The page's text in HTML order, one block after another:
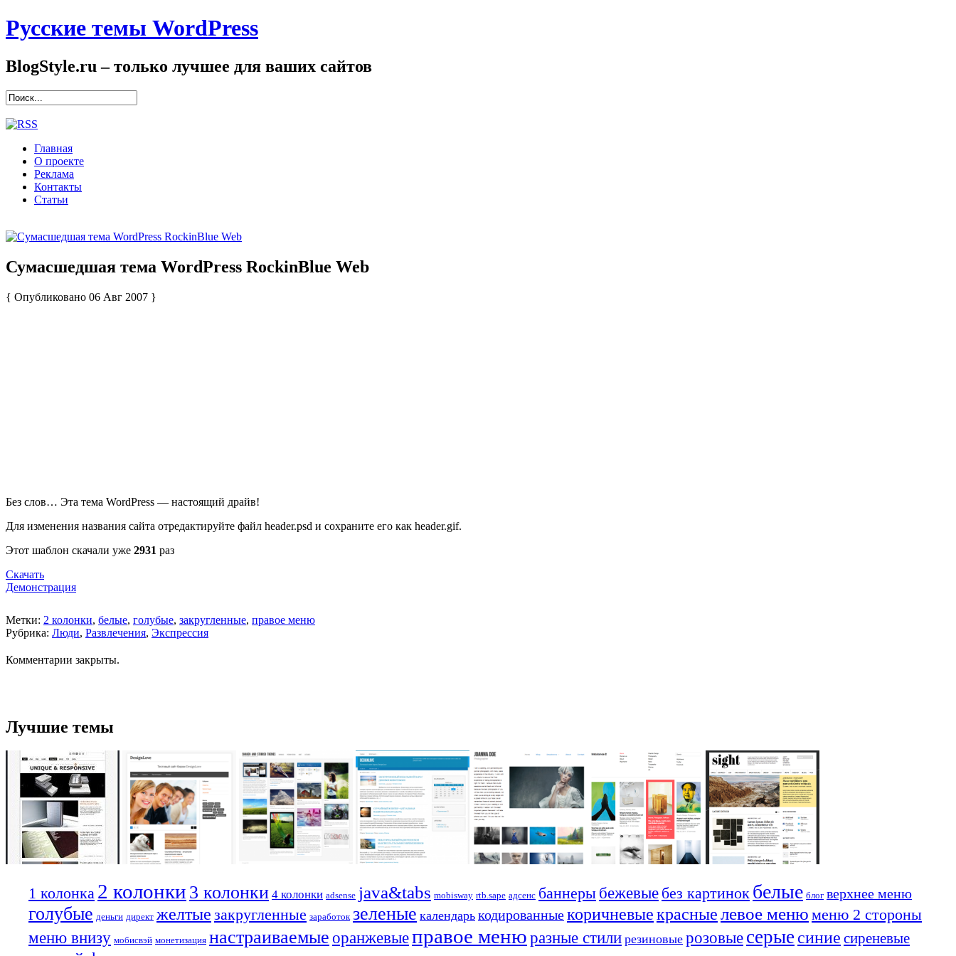
Русские темы WordPress
BlogStyle.ru – только лучшее для ваших сайтов
Главная
О проекте
Реклама
Контакты
Статьи
Сумасшедшая тема WordPress RockinBlue Web
{ Опубликовано 06 Авг 2007 }
Без слов… Эта тема WordPress — настоящий драйв!
Для изменения названия сайта отредактируйте файл header.psd и сохраните его как header.gif.
Этот шаблон скачали уже 2931 раз
Скачать
Демонстрация
Метки: 2 колонки, белые, голубые, закругленные, правое меню
Рубрика: Люди, Развлечения, Экспрессия
Комментарии закрыты.
Лучшие темы
1 колонка 2 колонки 3 колонки 4 колонки adsense java&tabs mobisway rtb.sape адсенс баннеры бежевые без картинок белые блог верхнее меню
голубые деньги директ желтые закругленные заработок зеленые календарь кодированныекоричневыекрасныелевое меню меню 2 стороны
меню внизу мобисвэй монетизация настраиваемыеоранжевыеправое меню разные стили резиновые розовые серые синие сиреневые